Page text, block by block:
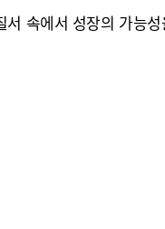
속에서 성장의 가능